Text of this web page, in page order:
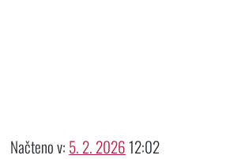
Načteno v: 5. 2. 202612:02